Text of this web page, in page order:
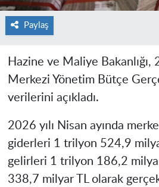
Paylaş
Hazine ve Maliye Bakanlığı,
Merkezi Yönetim Bütçe
verilerini açıkladı.
2026 yılı Nisan ayında
giderleri 1 trilyon 524,9
gelirleri 1 trilyon 186,2 milyar
338,7 milyar TL olarak